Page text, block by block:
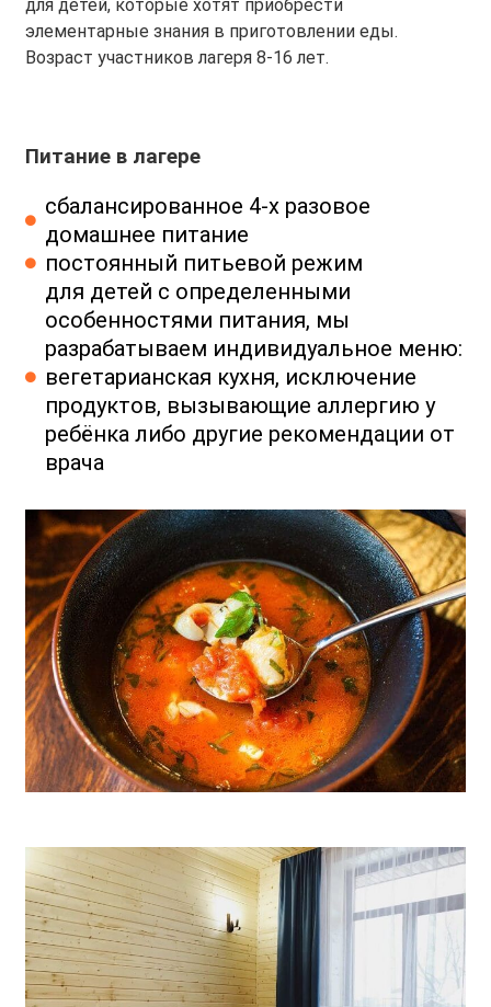
для детей, которые хотят приобрести
элементарные знания в приготовлении еды.
Возраст участников лагеря 8-16 лет.
Питание в лагере
сбалансированное 4-х разовое
домашнее питание
постоянный питьевой режим
для детей с определенными
особенностями питания, мы
разрабатываем индивидуальное меню:
вегетарианская кухня, исключение
продуктов, вызывающие аллергию у
ребёнка либо другие рекомендации от
врача